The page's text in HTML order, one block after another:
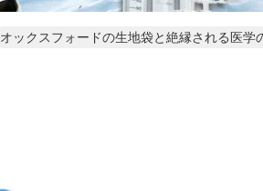
オックスフォードの生地袋と絶縁される医学